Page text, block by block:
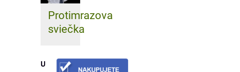
Protimrazova
sviečka
U